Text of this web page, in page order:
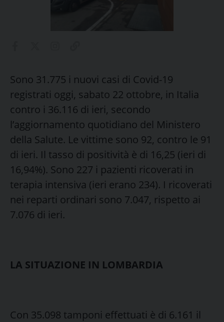
Sono 31.775 i nuovi casi di Covid-19
registrati oggi, sabato 22 ottobre, in Italia
contro i 36.116 di ieri, secondo
l’aggiornamento quotidiano del Ministero
della Salute. Le vittime sono 92, contro le 91
di ieri. Il tasso di positività è di 16,25 (ieri di
16,94%). Sono 227 i pazienti ricoverati in
terapia intensiva (ieri erano 234). I ricoverati
nei reparti ordinari sono 7.047, rispetto ai
7.076 di ieri.
LA SITUAZIONE IN LOMBARDIA
Con 35.098 tamponi effettuati è di 6.161 il